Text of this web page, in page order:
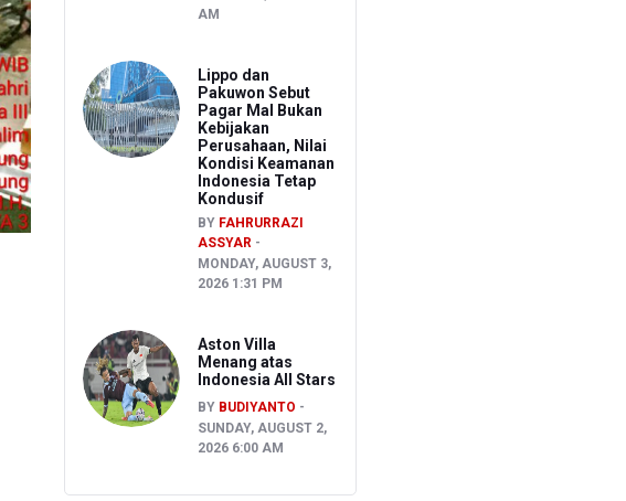
AM
Lippo dan
Pakuwon Sebut
Pagar Mal Bukan
Kebijakan
Perusahaan, Nilai
Kondisi Keamanan
Indonesia Tetap
Kondusif
BY FAHRURRAZI
ASSYAR
MONDAY, AUGUST 3,
2026 1:31 PM
Aston Villa
Menang atas
Indonesia All Stars
BY BUDIYANTO
SUNDAY, AUGUST 2,
2026 6:00 AM